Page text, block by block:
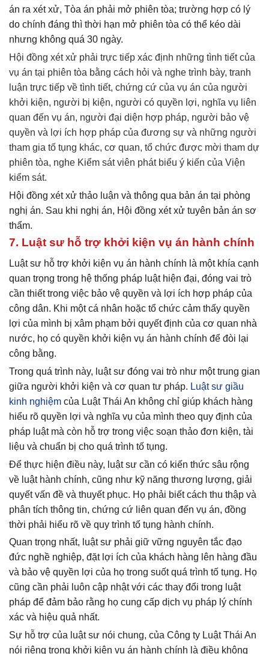
án ra xét xử, Tòa án phải mở phiên tòa; trường hợp có lý
do chính đáng thì thời hạn mở phiên tòa có thể kéo dài
nhưng không quá 30 ngày.
Hội đồng xét xử phải trực tiếp xác định những tình tiết của
vụ án tại phiên tòa bằng cách hỏi và nghe trình bày, tranh
luận trực tiếp về tình tiết, chứng cứ của vụ án của người
khởi kiện, người bị kiện, người có quyền lợi, nghĩa vụ liên
quan đến vụ án, người đại diện hợp pháp, người bảo vệ
quyền và lợi ích hợp pháp của đương sự và những người
tham gia tố tụng khác, cơ quan, tổ chức được mời tham dự
phiên tòa, nghe Kiểm sát viên phát biểu ý kiến của Viện
kiểm sát.
Hội đồng xét xử thảo luận và thông qua bản án tại phòng
nghị án. Sau khi nghị án, Hội đồng xét xử tuyên bản án sơ
thẩm.
7. Luật sư hỗ trợ khởi kiện vụ án hành chính
Luật sư hỗ trợ khởi kiện vụ án hành chính là một khía cạnh
quan trọng trong hệ thống pháp luật hiện đại, đóng vai trò
cần thiết trong việc bảo vệ quyền và lợi ích hợp pháp của
công dân. Khi một cá nhân hoặc tổ chức cảm thấy quyền
lợi của mình bị xâm phạm bởi quyết định của cơ quan nhà
nước, họ có quyền khởi kiện vụ án hành chính để đòi lại
công bằng.
Trong quá trình này, luật sư đóng vai trò như một trung gian
giữa người khởi kiện và cơ quan tư pháp. Luật sư giầu
kinh nghiệm của Luật Thái An không chỉ giúp khách hàng
hiểu rõ quyền lợi và nghĩa vụ của mình theo quy định của
pháp luật mà còn hỗ trợ trong việc soạn thảo đơn kiện, tài
liệu và chuẩn bị cho quá trình tố tụng.
Để thực hiện điều này, luật sư cần có kiến thức sâu rộng
về luật hành chính, cũng như kỹ năng thương lượng, giải
quyết vấn đề và thuyết phục. Họ phải biết cách thu thập và
phân tích thông tin, chứng cứ liên quan đến vụ án, đồng
thời phải hiểu rõ về quy trình tố tụng hành chính.
Quan trọng nhất, luật sư phải giữ vững nguyên tắc đạo
đức nghề nghiệp, đặt lợi ích của khách hàng lên hàng đầu
và bảo vệ quyền lợi của họ trong suốt quá trình tố tụng. Họ
cũng cần phải luôn cập nhật với các thay đổi trong luật
pháp để đảm bảo rằng họ cung cấp dịch vụ pháp lý chính
xác và hiệu quả nhất.
Sự hỗ trợ của luật sư nói chung, của Công ty Luật Thái An
nói riêng trong khởi kiện vụ án hành chính là điều không